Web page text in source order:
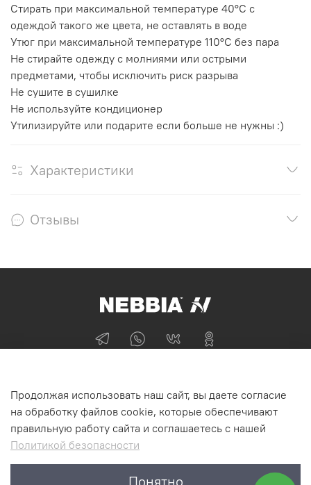
Стирать при максимальной температуре 40°С с
одеждой такого же цвета, не оставлять в воде
Утюг при максимальной температуре 110°C без пара
Не стирайте одежду с молниями или острыми
предметами, чтобы исключить риск разрыва
Не сушите в сушилке
Не используйте кондиционер
Утилизируйте или подарите если больше не нужны :)
Характеристики
Отзывы
+74955870705
г Москва
Интернет-магазин NEBBIA.ONLINE
Продолжая использовать наш сайт, вы даете согласие
на обработку файлов cookie, которые обеспечивают
правильную работу сайта и соглашаетесь с нашей
Политикой безопасности
Понятно